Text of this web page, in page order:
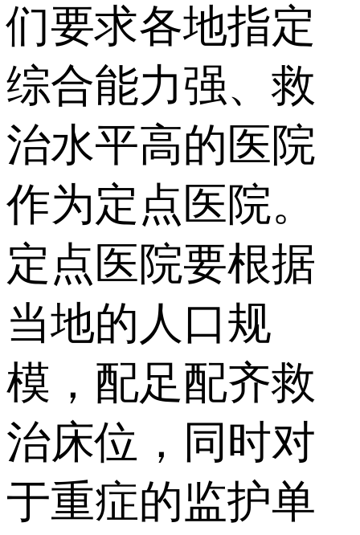
们要求各地指定
综合能力强、救
治水平高的医院
作为定点医院。
定点医院要根据
当地的人口规
模，配足配齐救
治床位，同时对
于重症的监护单